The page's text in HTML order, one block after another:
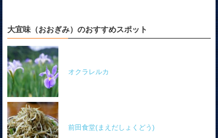
大宜味（おおぎみ）のおすすめスポット
オクラレルカ
前田食堂(まえだしょくどう)